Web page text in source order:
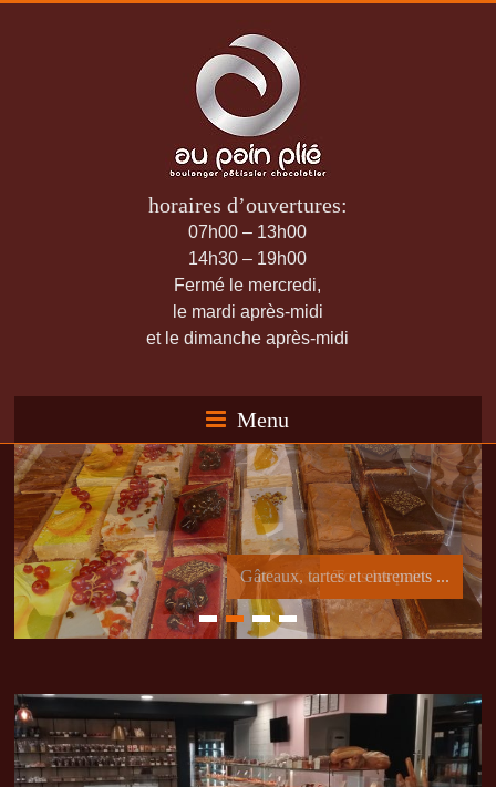
horaires d’ouvertures:
07h00 – 13h00
14h30 – 19h00
Fermé le mercredi,
le mardi après-midi
et le dimanche après-midi
Menu
Gâteaux, tartes et entremets ...
1 2 3 4